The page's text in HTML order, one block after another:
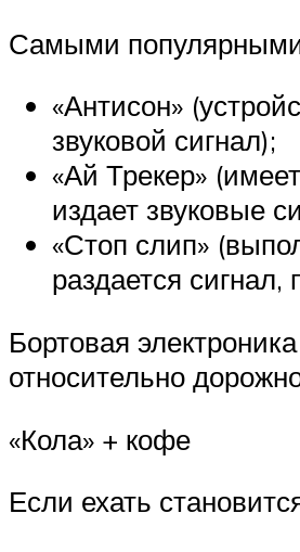
Самыми
«Антисон»
звуковой сигнал);
«Ай Трекер»
издает звуковые
«Стоп слип»
раздается
Бортовая
относительно
«Кола» + кофе
Если ехать